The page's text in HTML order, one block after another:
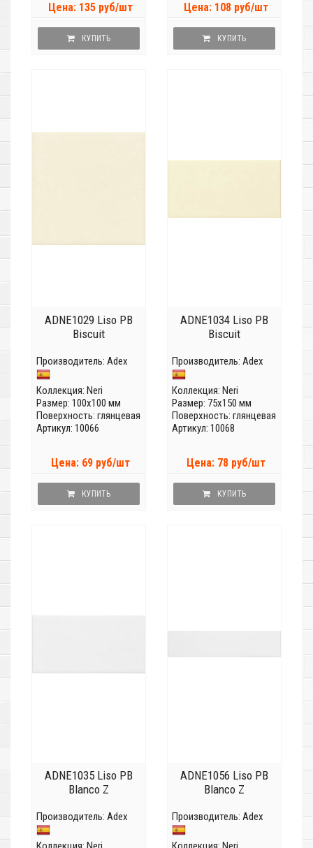
Цена: 135 руб/шт
КУПИТЬ
Цена: 108 руб/шт
КУПИТЬ
ADNE1029 Liso PB
Biscuit
Производитель: Adex
Коллекция: Neri
Размер: 100x100 мм
Поверхность: глянцевая
Артикул: 10066
Цена: 69 руб/шт
КУПИТЬ
ADNE1034 Liso PB
Biscuit
Производитель: Adex
Коллекция: Neri
Размер: 75x150 мм
Поверхность: глянцевая
Артикул: 10068
Цена: 78 руб/шт
КУПИТЬ
ADNE1035 Liso PB
Blanco Z
Производитель: Adex
ADNE1056 Liso PB
Blanco Z
Производитель: Adex